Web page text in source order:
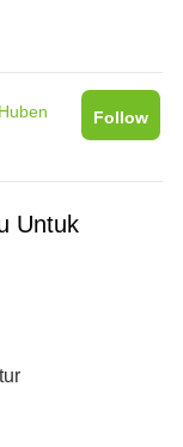
Follow
Untuk